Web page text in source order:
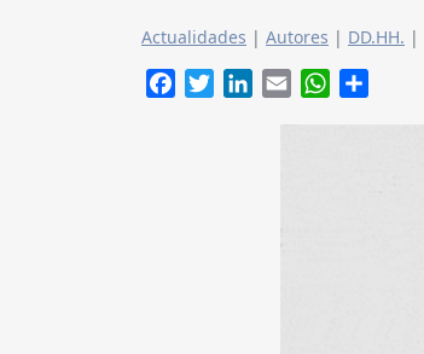
Actualidades | Autores | DD.HH. |
FacebookTwitterLinkedIn
Email WhatsApp